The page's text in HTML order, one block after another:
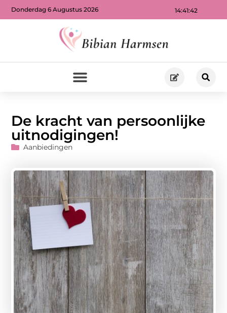
14:41:43
Donderdag 6 Augustus 2026
De kracht van persoonlijke
uitnodigingen!
Aanbiedingen